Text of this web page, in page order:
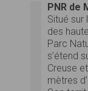
PNR de
Situé
des
Parc
s’étend
Creuse
mètres